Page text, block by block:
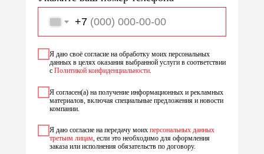
+7
Я даю своё согласие на обработку моих персональных
данных в целях оказания выбранной услуги в соответствии
с Политикой конфиденциальности
Я согласен(а) на получение информационных и рекламных
материалов, включая специальные предложения и новости
компании.
Я даю согласие на передачу моих персональных данных
третьим лицам, если это необходимо для оформления
заказа или исполнения обязательств по договору.